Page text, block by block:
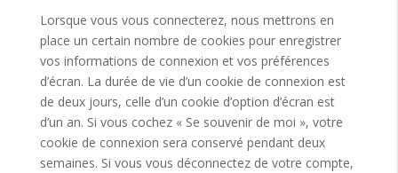
Lorsque vous vous connecterez, nous mettrons en
place un certain nombre de cookies pour enregistrer
vos informations de connexion et vos préférences
d’écran. La durée de vie d’un cookie de connexion est
de deux jours, celle d’un cookie d’option d’écran est
d’un an. Si vous cochez « Se souvenir de moi », votre
cookie de connexion sera conservé pendant deux
semaines. Si vous vous déconnectez de votre compte,